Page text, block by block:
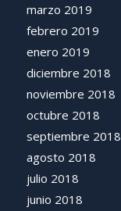
marzo 2019
febrero 2019
enero 2019
diciembre 2018
noviembre 2018
octubre 2018
septiembre 2018
agosto 2018
julio 2018
junio 2018